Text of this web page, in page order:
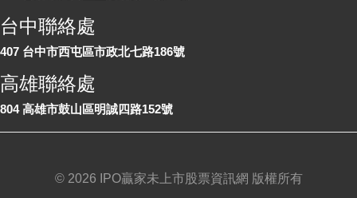
台中聯絡處
407 台中市西屯區市政北七路186號
高雄聯絡處
804 高雄市鼓山區明誠四路152號
© 2026 IPO贏家未上市股票資訊網 版權所有